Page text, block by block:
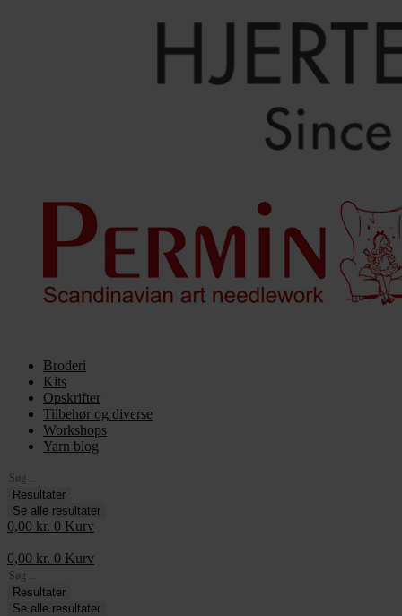
Broderi
Kits
Opskrifter
Tilbehør og diverse
Workshops
Yarn blog
Search
...Resultater
Se alle resultater
0,00 kr. 0 Kurv
0,00 kr. 0 Kurv
Search
...Resultater
Se alle resultater